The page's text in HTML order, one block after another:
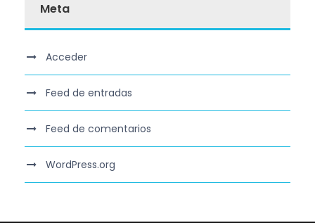
Meta
Acceder
Feed de entradas
Feed de comentarios
WordPress.org